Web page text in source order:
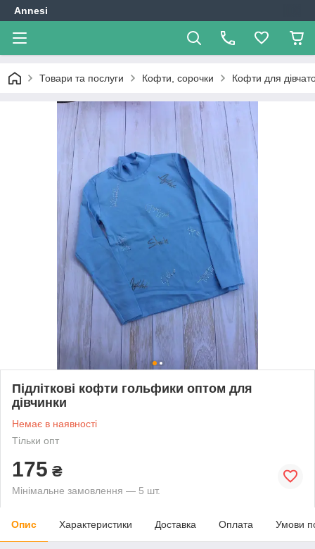
Annesi
Товари та послуги Кофти, сорочки Кофти для
Підліткові кофти гольфики оптом для
дівчинки
Немає в наявності
Тільки опт
175 ₴
Мінімальне замовлення — 5 шт.
Опис Характеристики Доставка Оплата Умови